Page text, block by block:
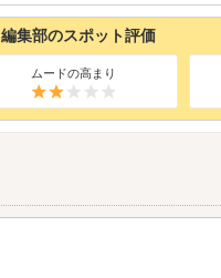
編集部のスポット評価
ムードの高まり